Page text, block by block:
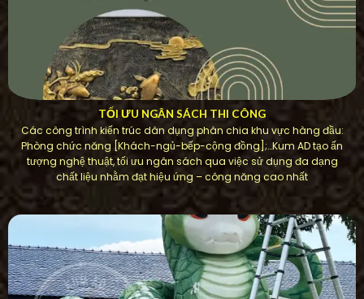
TỐI ƯU NGÂN SÁCH THI CÔNG
Các công trình kiến ​​trúc dân dụng phân chia khu vực hàng đầu:
Phòng chức năng [Khách-ngủ-bếp-cộng đồng];…Kum AD tạo ấn
tượng nghệ thuật, tối ưu ngân sách qua việc sử dụng đa dạng
chất liệu nhằm đạt hiệu ứng – công năng cao nhất